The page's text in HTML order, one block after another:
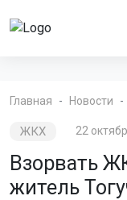
Главная Новости
ЖКХ 22
Взорвать
житель